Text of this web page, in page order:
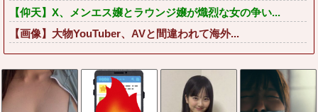
【仰天】X、メンエス嬢とラウンジ嬢が熾烈な女の争い...
【画像】大物YouTuber、AVと間違われて海外...